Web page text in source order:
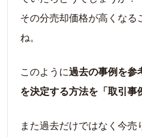
その分売却価格が高くなる
ね。
このように過去の事例を参
を決定する方法を「取引事
また過去だけではなく今